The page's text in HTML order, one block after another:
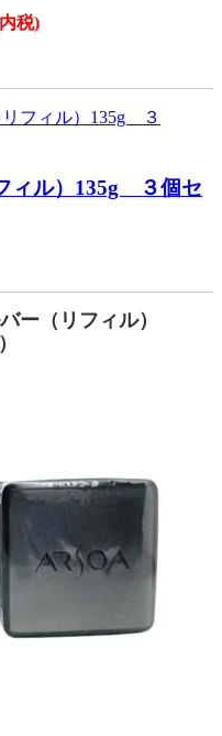
税)
ィル）135g ３個セ
ー（リフィル）